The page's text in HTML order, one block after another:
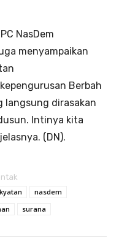
NasDem
menyampaikan
Berbah
langsung dirasakan
Intinya kita
(DN).
nasdem
surana